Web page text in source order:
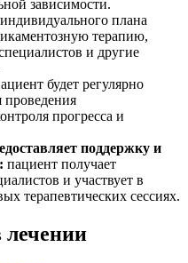
зависимости.
индивидуального плана
терапию,
и другие
будет регулярно
проведения
прогресса и
поддержку и
пациент получает
и участвует в
терапевтических сессиях.